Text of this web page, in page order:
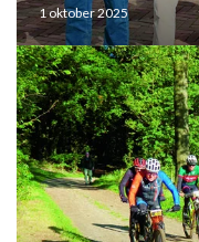
1 oktober 2025